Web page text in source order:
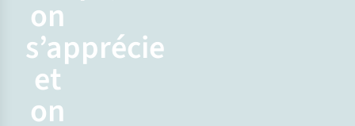
on
s’apprécie
et
on